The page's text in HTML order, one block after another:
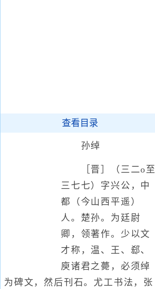
查看目录
孙绰
［晋］（三二o至
三七七）字兴公，中
都（今山西平遥）
人。楚孙。为廷尉
卿，领著作。少以文
才称，温、王、郄、
庾诸君之薨，必须绰
为碑文，然后刊石。尤工书法，张